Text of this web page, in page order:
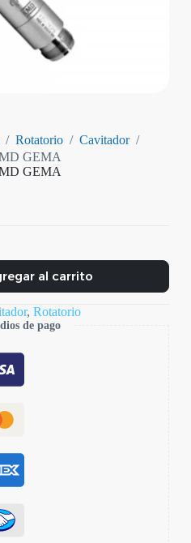
/ Rotatorio / Cavitador /
GEMA
GEMA
al carrito
, Rotatorio
de pago